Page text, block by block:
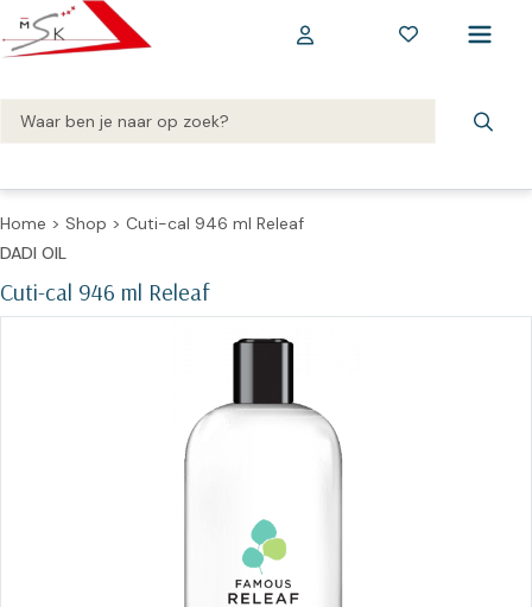
Home > Shop > Cuti-cal 946 ml Releaf
Cuti-cal 946 ml Releaf
DADI OIL